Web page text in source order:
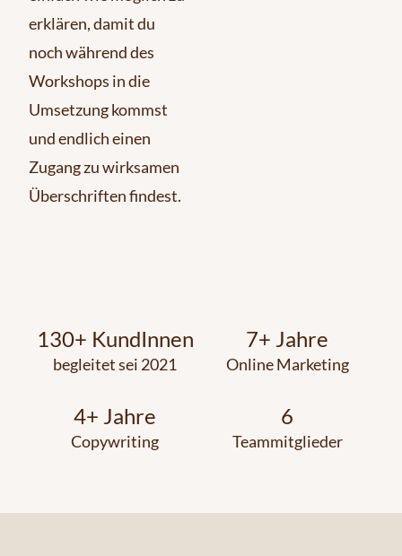
erklären, damit du
noch während des
Workshops in die
Umsetzung kommst
und endlich einen
Zugang zu wirksamen
Überschriften findest.
begleitet sei 2021
130+ KundInnen
Online Marketing
7+ Jahre
Copywriting
4+ Jahre
Teammitglieder
6